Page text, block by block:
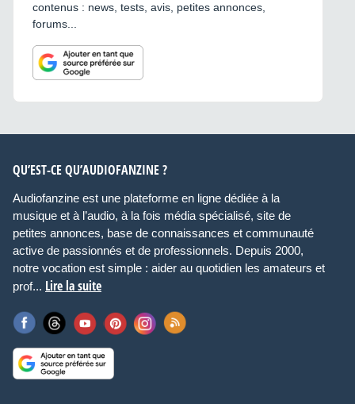
contenus : news, tests, avis, petites annonces,
forums...
QU’EST-CE QU’AUDIOFANZINE ?
Audiofanzine est une plateforme en ligne dédiée à la
musique et à l’audio, à la fois média spécialisé, site de
petites annonces, base de connaissances et communauté
active de passionnés et de professionnels. Depuis 2000,
notre vocation est simple : aider au quotidien les amateurs et
prof... Lire la suite